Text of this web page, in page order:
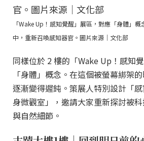
「Wake Up！感知覺醒」展區，對應「身體」
中，重新召喚感知器官。圖片來源｜文化部
同樣位於 2 樓的「Wake Up！感知
「身體」概念。在這個被螢幕綁架
逐漸變得遲鈍。策展人特別設計「
身微觀室」，邀請大家重新探討被
與自然細節。